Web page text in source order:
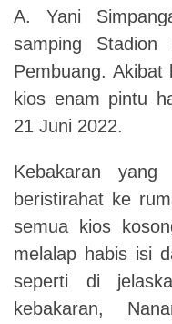
A. Yani
samping
Pembuang. Akibat
kios enam pintu
21 Juni 2022.
Kebakaran
beristirahat ke
semua kios
melalap habis isi
seperti di
kebakaran,